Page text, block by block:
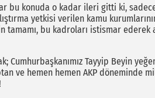
bu konuda o kadar ileri gitti ki,
yetkisi verilen kamu
tamamı, bu kadroları istismar ederek
Cumhurbaşkanımız Tayyip Beyin
ve hemen hemen AKP döneminde